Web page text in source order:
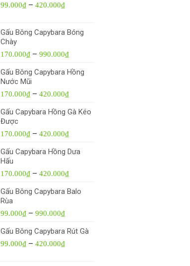
99.000₫ – 420.000₫
Gấu Bông Capybara Bóng
Chày
170.000₫ – 990.000₫
Gấu Bông Capybara Hồng
Nước Mũi
170.000₫ – 420.000₫
Gấu Capybara Hồng Gà Kéo
Được
170.000₫ – 420.000₫
Gấu Capybara Hồng Dưa
Hấu
170.000₫ – 420.000₫
Gấu Bông Capybara Balo
Rùa
99.000₫ – 990.000₫
Gấu Bông Capybara Rút Gà
99.000₫ – 420.000₫